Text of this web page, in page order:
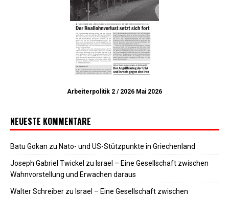
Arbeiterpolitik 2 / 2026 Mai 2026
NEUESTE KOMMENTARE
Batu Gokan zu Nato- und US-Stützpunkte in Griechenland
Joseph Gabriel Twickel zu Israel – Eine Gesellschaft zwischen
Wahnvorstellung und Erwachen daraus
Walter Schreiber zu Israel – Eine Gesellschaft zwischen